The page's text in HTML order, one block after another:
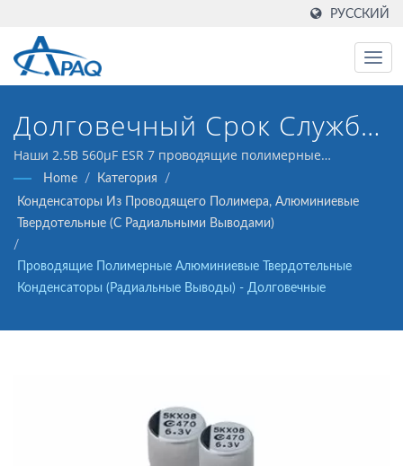
РУССКИЙ
Долговечный Срок Службы
5000 Часов При 105°C Для
Серверов,
Телекоммуникаций И
Драйверов LED
Наши 2.5В 560μF ESR 7 проводящие полимерные
алюминиевые твердотельные конденсаторы (радиальные
выводы) разработаны для работы с DC-DC
преобразователями, регуляторами напряжения и в
качестве фильтров.
Home / Категория
/
Конденсаторы Из Проводящего Полимера, Алюминиевые
Твердотельные (с Радиальными Выводами)
/
Проводящие Полимерные Алюминиевые Твердотельные
Конденсаторы (радиальные Выводы) - Долговечные